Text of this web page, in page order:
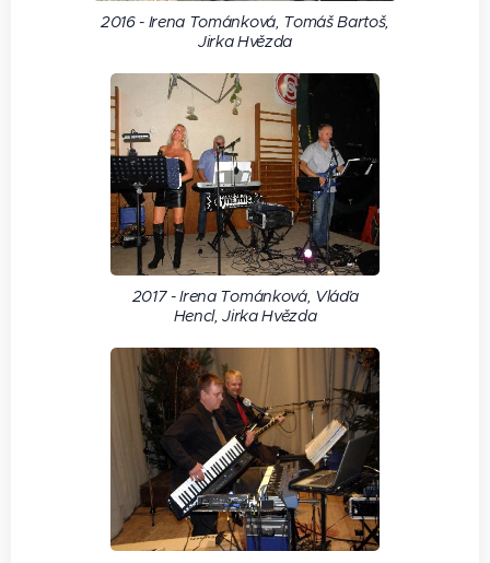
2016 - Irena Tománková, Tomáš Bartoš,
Jirka Hvězda
2017 - Irena Tománková, Vláďa
Hencl, Jirka Hvězda